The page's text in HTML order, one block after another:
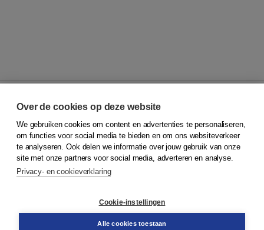
© 2026Koninklijke Boom uitgevers
Klantenservice
Service & informatie
Contact
Over de cookies op deze website
We gebruiken cookies om content en advertenties te personaliseren,
om functies voor social media te bieden en om ons websiteverkeer
te analyseren. Ook delen we informatie over jouw gebruik van onze
site met onze partners voor social media, adverteren en analyse.
Privacy- en cookieverklaring
Cookie-instellingen
Alle cookies toestaan